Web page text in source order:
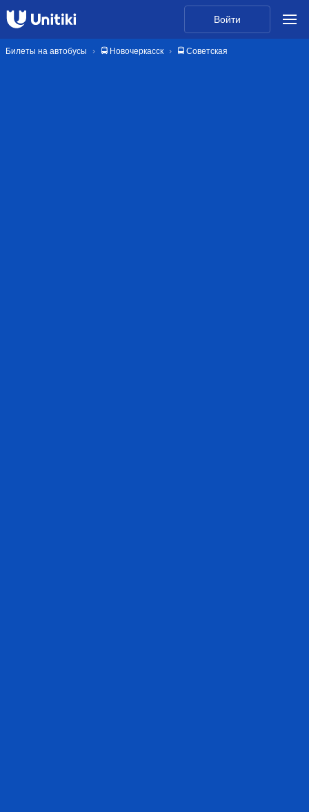
Войти
Билеты на автобусы 🚍 Новочеркасск 🚍 Советская